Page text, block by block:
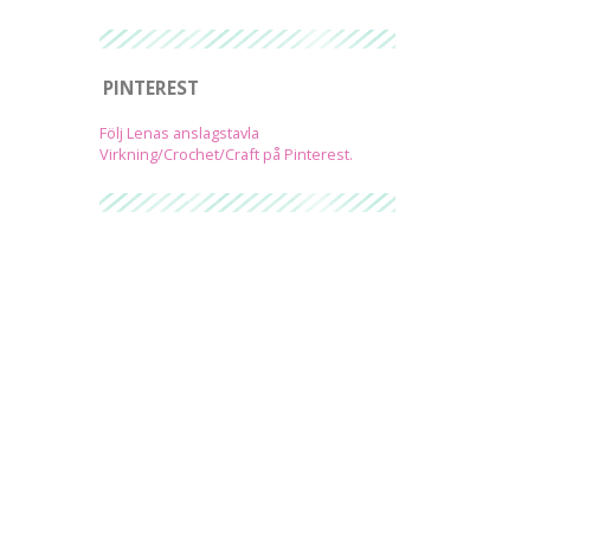
PINTEREST
Följ Lenas anslagstavla
Virkning/Crochet/Craft på Pinterest.